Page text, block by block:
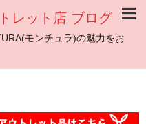
レット店 ブログ
モンチュラ)の魅力をお